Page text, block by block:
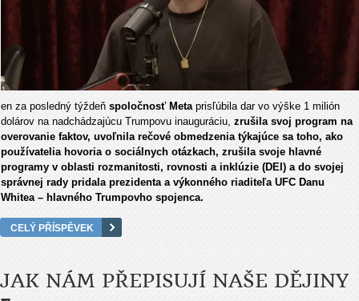
en za posledný týždeň spoločnosť Meta prisľúbila dar vo výške 1 milión
dolárov na nadchádzajúcu Trumpovu inauguráciu, zrušila svoj program na
overovanie faktov, uvoľnila rečové obmedzenia týkajúce sa toho, ako
používatelia hovoria o sociálnych otázkach, zrušila svoje hlavné
programy v oblasti rozmanitosti, rovnosti a inklúzie (DEI) a do svojej
správnej rady pridala prezidenta a výkonného riaditeľa UFC Danu
Whitea – hlavného Trumpovho spojenca.
CELÝ PŘÍSPĚVEK
JAK NÁM PŘEPISUJÍ NAŠE DĚJINY